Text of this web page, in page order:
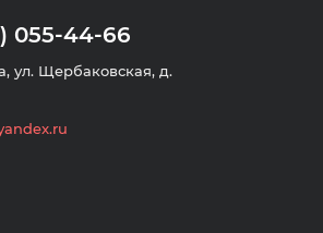
055-44-66
ул. Щербаковская, д.